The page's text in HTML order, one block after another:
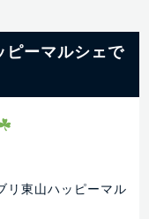
ピーマルシェで
リ東山ハッピーマル